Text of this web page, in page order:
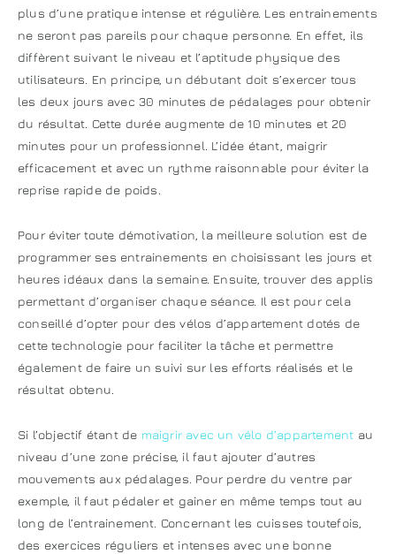
plus d’une pratique intense et régulière. Les entrainements
ne seront pas pareils pour chaque personne. En effet, ils
diffèrent suivant le niveau et l’aptitude physique des
utilisateurs. En principe, un débutant doit s’exercer tous
les deux jours avec 30 minutes de pédalages pour obtenir
du résultat. Cette durée augmente de 10 minutes et 20
minutes pour un professionnel. L’idée étant, maigrir
efficacement et avec un rythme raisonnable pour éviter la
reprise rapide de poids.
Pour éviter toute démotivation, la meilleure solution est de
programmer ses entrainements en choisissant les jours et
heures idéaux dans la semaine. Ensuite, trouver des applis
permettant d’organiser chaque séance. Il est pour cela
conseillé d’opter pour des vélos d’appartement dotés de
cette technologie pour faciliter la tâche et permettre
également de faire un suivi sur les efforts réalisés et le
résultat obtenu.
Si l’objectif étant de maigrir avec un vélo d’appartement au
niveau d’une zone précise, il faut ajouter d’autres
mouvements aux pédalages. Pour perdre du ventre par
exemple, il faut pédaler et gainer en même temps tout au
long de l’entrainement. Concernant les cuisses toutefois,
des exercices réguliers et intenses avec une bonne